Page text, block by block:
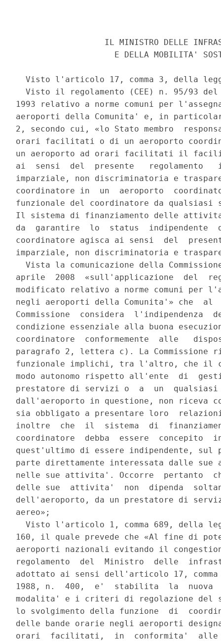
IL MINISTRO DELLE
E DELLA MOBILITA'
Visto l'articolo 17, comma 3, della
Visto il regolamento (CEE) n. 95/93
1993 relativo a norme comuni per
aeroporti della Comunita' e, in
2, secondo cui, «lo Stato membro
orari facilitati o di un aeroporto
un aeroporto ad orari facilitati il
ai  sensi  del  presente   regolamento
imparziale, non discriminatoria e
coordinatore in  un  aeroporto
funzionale del coordinatore da
Il sistema di finanziamento delle
da  garantire  lo  status
coordinatore agisca ai sensi  del
imparziale, non discriminatoria e
Vista la comunicazione della
aprile  2008  «sull'applicazione  del
modificato relativo a norme comuni per
negli aeroporti della Comunita'» che  al
Commissione  considera  l'indipendenza
condizione essenziale alla buona
coordinatore  conformemente  alle
paragrafo 2, lettera c). La Commissione
funzionale implichi, tra l'altro, che il
modo autonomo rispetto all'ente  di
prestatore di servizi o  a  un  qualsiasi
dall'aeroporto in questione, non riceva
sia obbligato a presentare loro
inoltre  che  il  sistema  di
coordinatore  debba  essere  concepito
quest'ultimo di essere indipendente,
parte direttamente interessata dalle
nelle sue attivita'. Occorre  pertanto
delle sue  attivita'  non  dipenda
dell'aeroporto, da un prestatore di
aereo»;
Visto l'articolo 1, comma 689, della
160, il quale prevede che «Al fine di
aeroporti nazionali evitando il
regolamento  del  Ministro  delle
adottato ai sensi dell'articolo 17,
1988, n.  400,  e'  stabilita  la  nuova
modalita' e i criteri di regolazione del
lo svolgimento della funzione  di
delle bande orarie negli aeroporti
orari  facilitati,  in  conformita'